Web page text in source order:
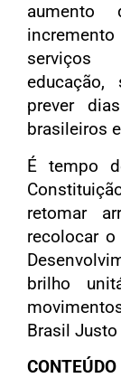
aumento
serviços
prever
brasileiros
É tempo
retomar
recolocar
brilho
Brasil Justo
CONTEÚDO